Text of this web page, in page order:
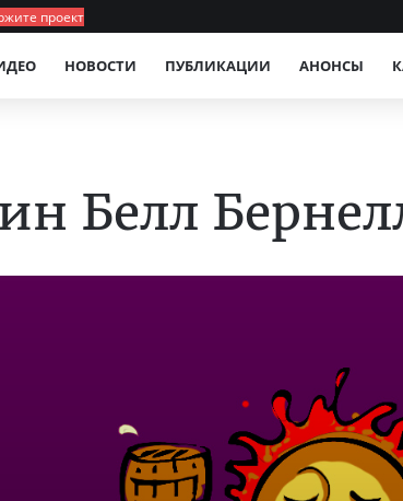
проект
НОВОСТИ ПУБЛИКАЦИИ АНОНСЫ
Белл